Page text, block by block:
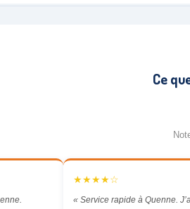
Ce
★★★★☆
« Service rapide à Quenne.